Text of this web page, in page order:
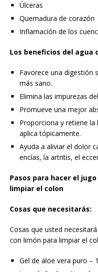
Úlceras
Quemadura de corazón
Inflamación de los
Los beneficios del agua
Favorece una digestión
más sano.
Elimina las impurezas
Promueve una mejor
Proporciona y retiene la
aplica tópicamente.
Ayuda a aliviar el dolor
encías, la artritis, el
Pasos para hacer el
limpiar el colon
Cosas que necesitarás:
Cosas que usted
con limón para limpiar el
Gel de aloe vera puro –